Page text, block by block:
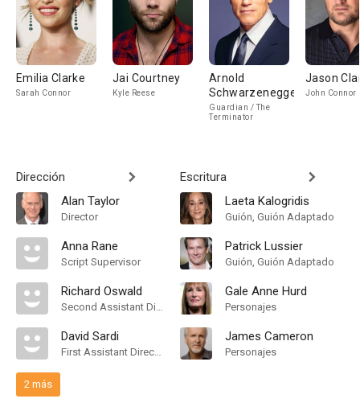
Emilia Clarke
Sarah Connor
Jai Courtney
Kyle Reese
Arnold
Schwarzenegger
Guardian / The
Terminator
Jason
John Connor
Dirección
Alan Taylor
Director
Anna Rane
Script Supervisor
Richard Oswald
Second Assistant Director
David Sardi
First Assistant Director
2 más
Escritura
Laeta Kalogridis
Guión, Guión Adaptado
Patrick Lussier
Guión, Guión Adaptado
Gale Anne Hurd
Personajes
James Cameron
Personajes